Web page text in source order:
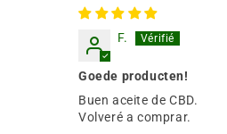
F.
Goede producten!
Buen aceite de CBD.
Volveré a comprar.